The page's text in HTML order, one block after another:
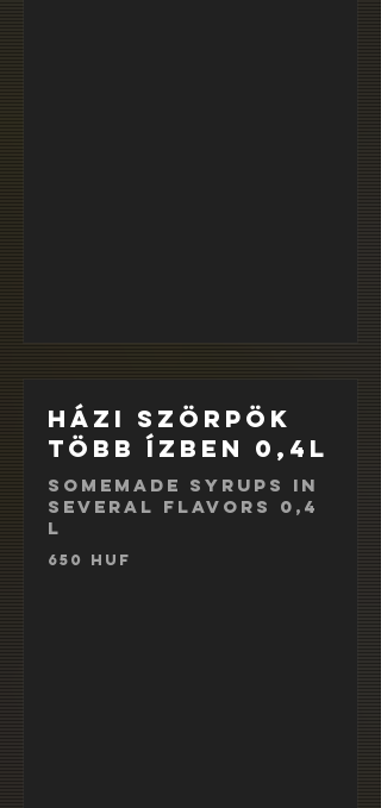
Házi szörpök
több ízben 0,4l
Somemade syrups in
several flavors 0,4
l
650 HUF